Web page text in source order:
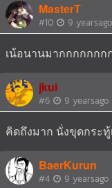
MasterT
#10 9 yearsago
เน้อนานมากกกกกกก
jkui
#6 9 yearsago
คิดถึงมาก นั่งขุดกระทู้
BaerKurun
#4 9 yearsago